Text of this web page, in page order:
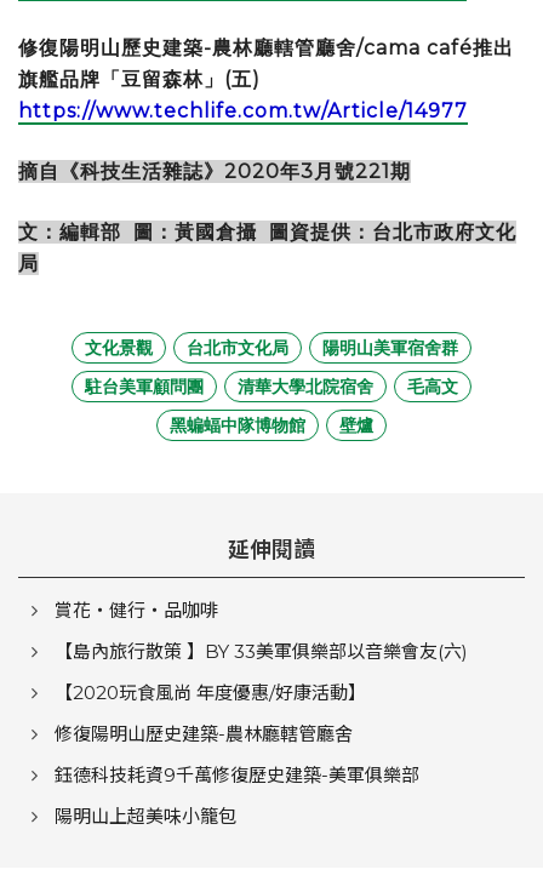
修復陽明山歷史建築-農林廳轄管廳舍/cama café推出
旗艦品牌「豆留森林」(五)
https://www.techlife.com.tw/Article/14977
摘自《科技生活雜誌》2020年3月號221期
文：編輯部 圖：黃國倉攝 圖資提供：台北市政府文化
局
文化景觀 台北市文化局
陽明山美軍宿舍群
駐台美軍顧問團
清華大學北院宿舍
毛高文
黑蝙蝠中隊博物館
壁爐
延伸閱讀
賞花‧健行‧品咖啡
【島內旅行散策 】BY 33美軍俱樂部以音樂會友(六)
【2020玩食風尚 年度優惠/好康活動】
修復陽明山歷史建築-農林廳轄管廳舍
鈺德科技耗資9千萬修復歷史建築-美軍俱樂部
陽明山上超美味小籠包